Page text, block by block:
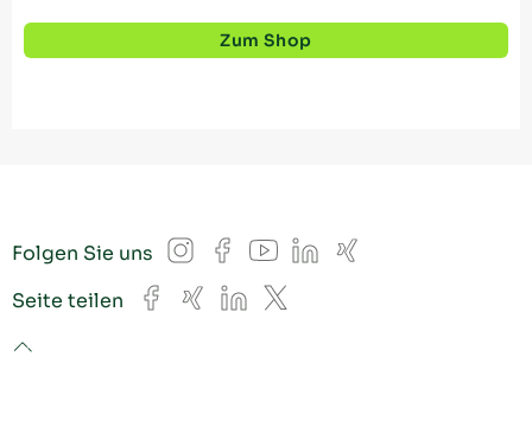
Zum Shop
Folgen Sie uns Instagram
Facebook
YouTube
LinkedIn
Xing
Seite teilen Facebook
XingLinkedIn
X
to top